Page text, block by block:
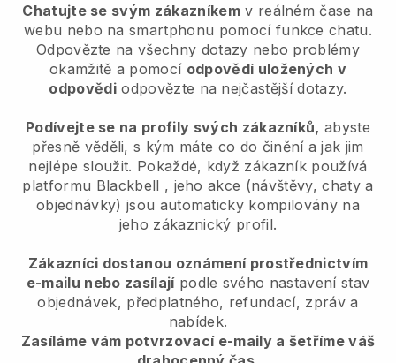
Chatujte se svým zákazníkemv reálném čase na
webu nebo na smartphonu pomocí funkce chatu.
Odpovězte na všechny dotazy nebo problémy
okamžitě a pomocí odpovědí uložených v
odpovědi odpovězte na nejčastější dotazy.
Podívejte se na profily svých zákazníků, abyste
přesně věděli, s kým máte co do činění a jak jim
nejlépe sloužit. Pokaždé, když zákazník používá
platformu Blackbell , jeho akce (návštěvy, chaty a
objednávky) jsou automaticky kompilovány na
jeho zákaznický profil.
Zákazníci dostanou oznámení prostřednictvím
e-mailu nebo zasílajípodle svého nastavení stav
objednávek, předplatného, refundací, zpráv a
nabídek.
Zasíláme vám potvrzovací e-maily a šetříme váš